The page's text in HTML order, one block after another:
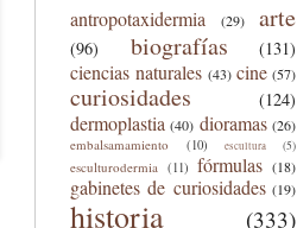
antropotaxidermia (29) arte
(96) biografías (131)
ciencias naturales (43) cine (57)
curiosidades (124)
dermoplastia (40) dioramas (26)
embalsamamiento (10) escultura (5)
esculturodermia (11) fórmulas (18)
gabinetes de curiosidades (19)
historia (333)